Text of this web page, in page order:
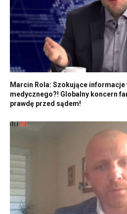
Marcin Rola: Szokujące informacje
medycznego?! Globalny koncern
prawdę przed sądem!